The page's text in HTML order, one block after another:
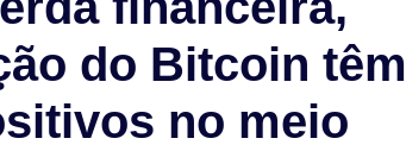
do Bitcoin têm
no meio